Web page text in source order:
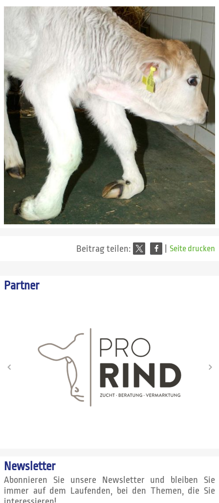
Beitrag teilen: Seite drucken
Partner
Newsletter
Abonnieren Sie unsere Newsletter und bleiben Sie
immer auf dem Laufenden, bei den Themen, die Sie